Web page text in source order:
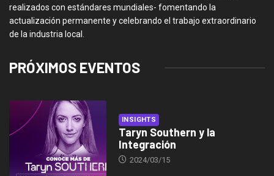
realizados con estándares mundiales- fomentando la
actualización permanente y celebrando el trabajo extraordinario
de la industria local.
PRÓXIMOS EVENTOS
INSIGHTS
Taryn Southern y la
Integración
2024/03/15